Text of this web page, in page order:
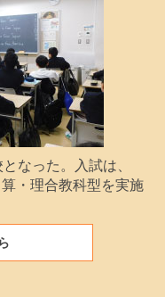
なった。入試は、
・理合教科型を実施